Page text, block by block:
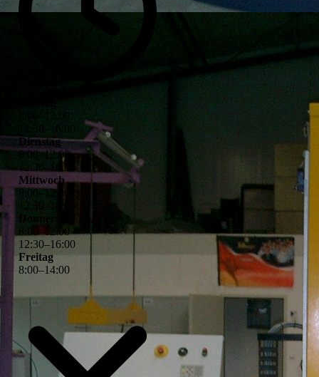
00
Dienstag
8:00–12:00
30– :00
Mittwoch
: 00–12:
00
: – :
Donnerstag
00– :00
12:30–16:00
Freitag
8:00–14:00